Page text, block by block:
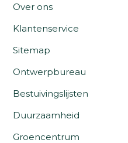
Over ons
Klantenservice
Sitemap
Ontwerpbureau
Bestuivingslijsten
Duurzaamheid
Groencentrum